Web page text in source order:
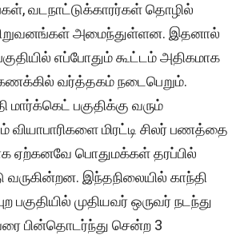
வடநாட்டுக்காரர்கள் தொழில்
நிறுவனங்கள் அமைந்துள்ளன. இதனால்
எப்போதும் கூட்டம் அதிகமாக
வர்த்தகம் நடைபெறும்.
மார்க்கெட் பகுதிக்கு வரும்
வியாபாரிகளை மிரட்டி சிலர் பணத்தை
ஏற்கனவே பொதுமக்கள் தரப்பில்
வருகின்றன. இந்தநிலையில் காந்தி
பகுதியில் முதியவர் ஒருவர் நடந்து
பின்தொடர்ந்து சென்ற 3